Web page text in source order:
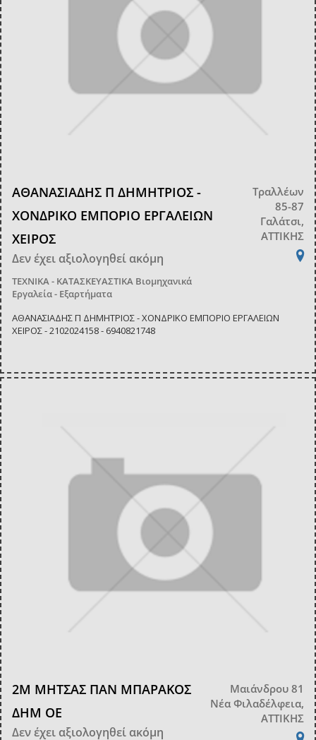
ΑΘΑΝΑΣΙΑΔΗΣ Π ΔΗΜΗΤΡΙΟΣ -
ΧΟΝΔΡΙΚΟ ΕΜΠΟΡΙΟ ΕΡΓΑΛΕΙΩΝ
ΧΕΙΡΟΣ
Δεν έχει αξιολογηθεί ακόμη
ΤΕΧΝΙΚΑ - ΚΑΤΑΣΚΕΥΑΣΤΙΚΑ Βιομηχανικά
Εργαλεία - Εξαρτήματα
Τραλλέων
85-87
Γαλάτσι,
ΑΤΤΙΚΗΣ
ΑΘΑΝΑΣΙΑΔΗΣ Π ΔΗΜΗΤΡΙΟΣ - ΧΟΝΔΡΙΚΟ ΕΜΠΟΡΙΟ ΕΡΓΑΛΕΙΩΝ
ΧΕΙΡΟΣ - 2102024158 - 6940821748
2Μ ΜΗΤΣΑΣ ΠΑΝ ΜΠΑΡΑΚΟΣ
ΔΗΜ ΟΕ
Δεν έχει αξιολογηθεί ακόμη
Μαιάνδρου 81
Νέα Φιλαδέλφεια,
ΑΤΤΙΚΗΣ